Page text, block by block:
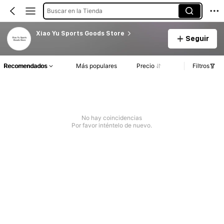
Buscar en la Tienda
Xiao Yu Sports Goods Store
Seguir
Recomendados Más populares Precio Filtros
No hay coincidencias
Por favor inténtelo de nuevo.